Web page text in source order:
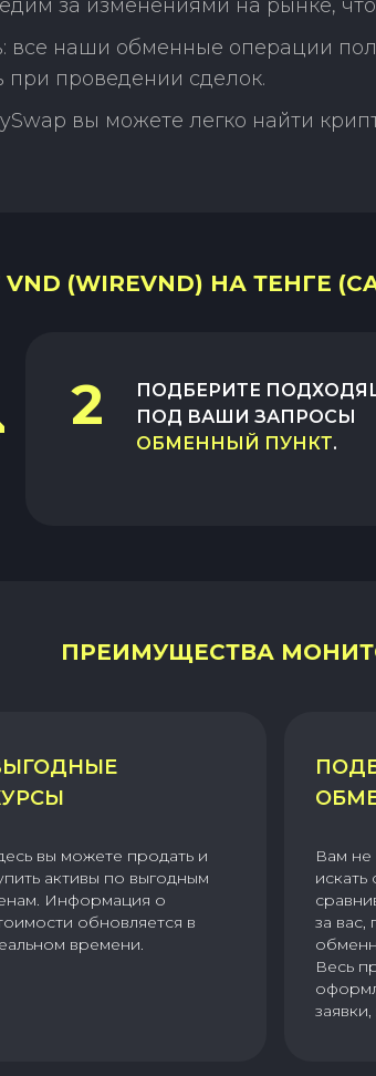
за изменениями на рынке,
все наши обменные операции
при проведении сделок.
вы можете легко найти
(WIREVND) НА ТЕНГЕ
2
ПОДБЕРИТЕ
ПОД ВАШИ ЗАПРОСЫ
ОБМЕННЫЙ ПУНКТ.
ПРЕИМУЩЕСТВА
вы можете продать и
активы по выгодным
Информация о
обновляется в
времени.
Вам не
искать
за вас,
Весь